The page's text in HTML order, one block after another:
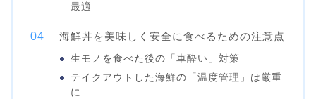
最適
海鮮丼を美味しく安全に食べるための注意点
生モノを食べた後の「車酔い」対策
テイクアウトした海鮮の「温度管理」は厳重
に